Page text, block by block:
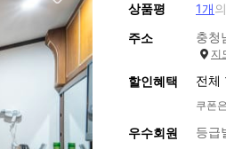
상품평
1개
주소
충청
지
할인혜택 전체
쿠폰
우수회원 등급